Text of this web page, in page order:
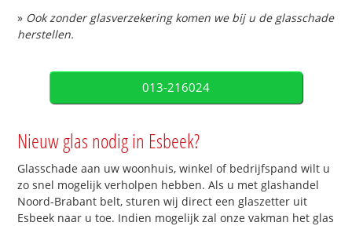
» Ook zonder glasverzekering komen we bij u de glasschade
herstellen.
013-216024
Nieuw glas nodig in Esbeek?
Glasschade aan uw woonhuis, winkel of bedrijfspand wilt u
zo snel mogelijk verholpen hebben. Als u met glashandel
Noord-Brabant belt, sturen wij direct een glaszetter uit
Esbeek naar u toe. Indien mogelijk zal onze vakman het glas